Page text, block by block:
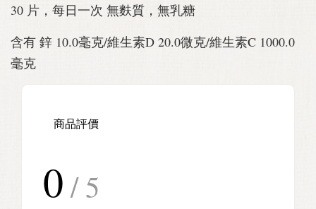
30 片，每日一次 無麩質，無乳糖
含有 鋅 10.0毫克/維生素D 20.0微克/維生素C 1000.0
毫克
商品評價
0 / 5